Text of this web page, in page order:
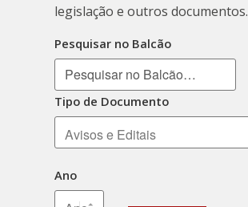
legislação e outros documentos.
Pesquisar no Balcão
Tipo de Documento
Ano